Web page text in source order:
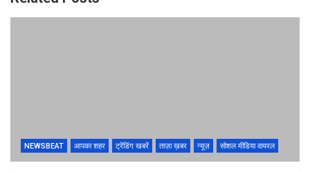
NEWSBEAT आपका शहर ट्रेंडिंग खबरें ताज़ा ख़बर न्यूज़ सोशल मीडिया वायरल